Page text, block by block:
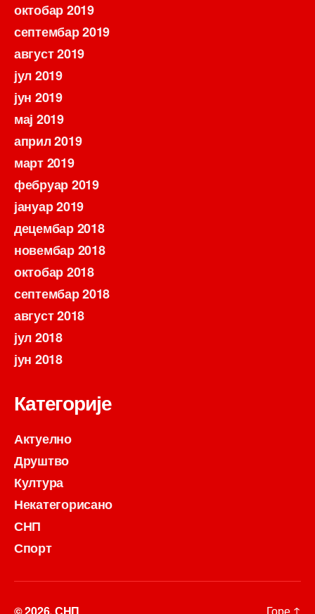
октобар 2019
септембар 2019
август 2019
јул 2019
јун 2019
мај 2019
април 2019
март 2019
фебруар 2019
јануар 2019
децембар 2018
новембар 2018
октобар 2018
септембар 2018
август 2018
јул 2018
јун 2018
Категорије
Актуелно
Друштво
Култура
Некатегорисано
СНП
Спорт